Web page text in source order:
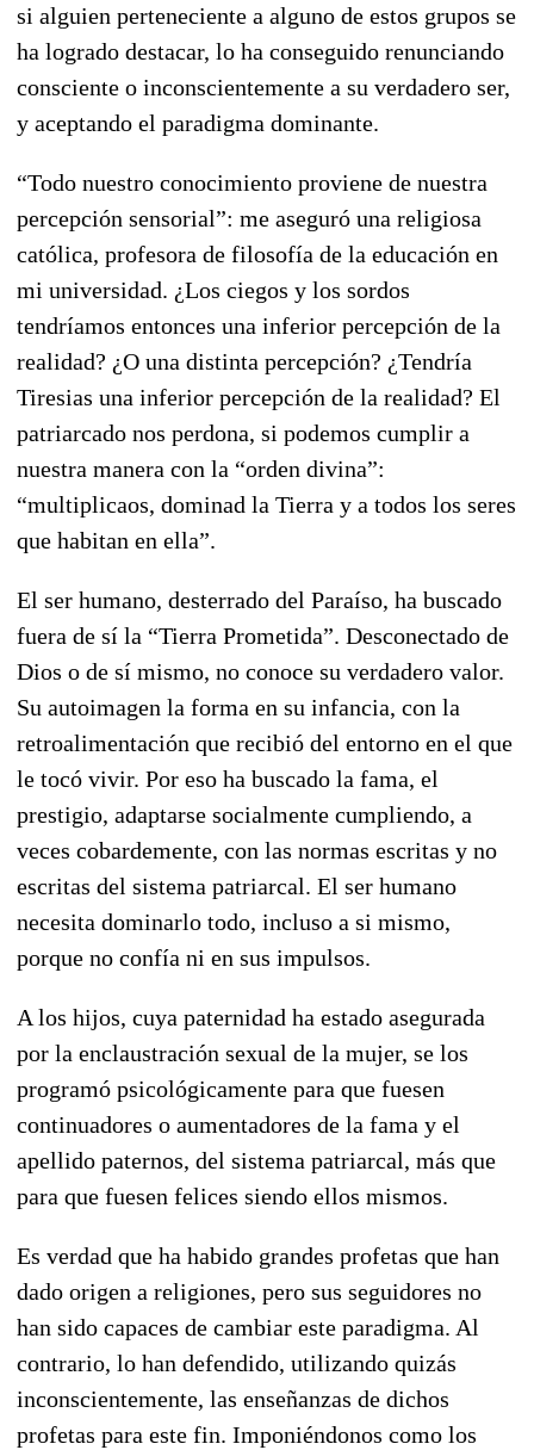
si alguien perteneciente a alguno de estos grupos se
ha logrado destacar, lo ha conseguido renunciando
consciente o inconscientemente a su verdadero ser,
y aceptando el paradigma dominante.
“Todo nuestro conocimiento proviene de nuestra
percepción sensorial”: me aseguró una religiosa
católica, profesora de filosofía de la educación en
mi universidad. ¿Los ciegos y los sordos
tendríamos entonces una inferior percepción de la
realidad? ¿O una distinta percepción? ¿Tendría
Tiresias una inferior percepción de la realidad? El
patriarcado nos perdona, si podemos cumplir a
nuestra manera con la “orden divina”:
“multiplicaos, dominad la Tierra y a todos los seres
que habitan en ella”.
El ser humano, desterrado del Paraíso, ha buscado
fuera de sí la “Tierra Prometida”. Desconectado de
Dios o de sí mismo, no conoce su verdadero valor.
Su autoimagen la forma en su infancia, con la
retroalimentación que recibió del entorno en el que
le tocó vivir. Por eso ha buscado la fama, el
prestigio, adaptarse socialmente cumpliendo, a
veces cobardemente, con las normas escritas y no
escritas del sistema patriarcal. El ser humano
necesita dominarlo todo, incluso a si mismo,
porque no confía ni en sus impulsos.
A los hijos, cuya paternidad ha estado asegurada
por la enclaustración sexual de la mujer, se los
programó psicológicamente para que fuesen
continuadores o aumentadores de la fama y el
apellido paternos, del sistema patriarcal, más que
para que fuesen felices siendo ellos mismos.
Es verdad que ha habido grandes profetas que han
dado origen a religiones, pero sus seguidores no
han sido capaces de cambiar este paradigma. Al
contrario, lo han defendido, utilizando quizás
inconscientemente, las enseñanzas de dichos
profetas para este fin. Imponiéndonos como los